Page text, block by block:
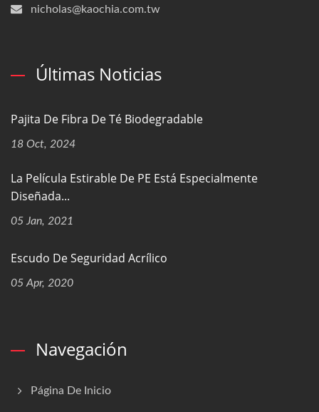
nicholas@kaochia.com.tw
Últimas Noticias
Pajita De Fibra De Té Biodegradable
18 Oct, 2024
La Película Estirable De PE Está Especialmente
Diseñada...
05 Jan, 2021
Escudo De Seguridad Acrílico
05 Apr, 2020
Navegación
Página De Inicio